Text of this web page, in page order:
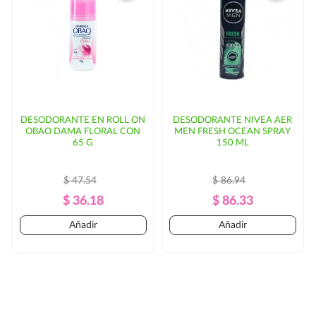
DESODORANTE EN ROLL ON
OBAO DAMA FLORAL CON
65 G
Precio
Regular
$ 47.54
Precio
$ 36.18
Añadir
DESODORANTE NIVEA AER
MEN FRESH OCEAN SPRAY
150 ML
Precio
Regular
$ 86.94
Precio
$ 86.33
Añadir